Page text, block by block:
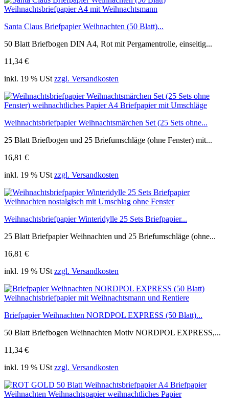
Santa Claus Briefpapier Weihnachten (50 Blatt)...
50 Blatt Briefbogen DIN A4, Rot mit Pergamentrolle, einseitig...
11,34 €
inkl. 19 % USt zzgl. Versandkosten
Weihnachtsbriefpapier Weihnachtsmärchen Set (25 Sets ohne...
25 Blatt Briefbogen und 25 Briefumschläge (ohne Fenster) mit...
16,81 €
inkl. 19 % USt zzgl. Versandkosten
Weihnachtsbriefpapier Winteridylle 25 Sets Briefpapier...
25 Blatt Briefpapier Weihnachten und 25 Briefumschläge (ohne...
16,81 €
inkl. 19 % USt zzgl. Versandkosten
Briefpapier Weihnachten NORDPOL EXPRESS (50 Blatt)...
50 Blatt Briefbogen Weihnachten Motiv NORDPOL EXPRESS,...
11,34 €
inkl. 19 % USt zzgl. Versandkosten